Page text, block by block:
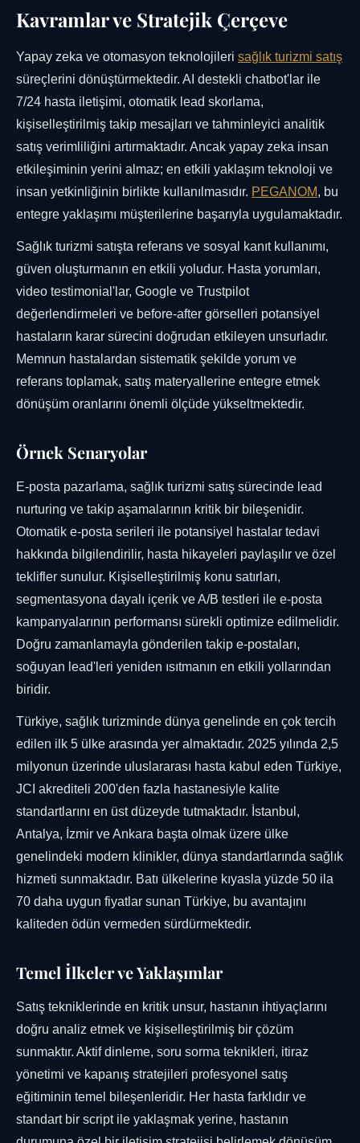
Kavramlar ve Stratejik Çerçeve
Yapay zeka ve otomasyon teknolojileri sağlık turizmi satış
süreçlerini dönüştürmektedir. AI destekli chatbot'lar ile
7/24 hasta iletişimi, otomatik lead skorlama,
kişiselleştirilmiş takip mesajları ve tahminleyici analitik
satış verimliliğini artırmaktadır. Ancak yapay zeka insan
etkileşiminin yerini almaz; en etkili yaklaşım teknoloji ve
insan yetkinliğinin birlikte kullanılmasıdır. PEGANOM, bu
entegre yaklaşımı müşterilerine başarıyla uygulamaktadır.
Sağlık turizmi satışta referans ve sosyal kanıt kullanımı,
güven oluşturmanın en etkili yoludur. Hasta yorumları,
video testimonial'lar, Google ve Trustpilot
değerlendirmeleri ve before-after görselleri potansiyel
hastaların karar sürecini doğrudan etkileyen unsurladır.
Memnun hastalardan sistematik şekilde yorum ve
referans toplamak, satış materyallerine entegre etmek
dönüşüm oranlarını önemli ölçüde yükseltmektedir.
Örnek Senaryolar
E-posta pazarlama, sağlık turizmi satış sürecinde lead
nurturing ve takip aşamalarının kritik bir bileşenidir.
Otomatik e-posta serileri ile potansiyel hastalar tedavi
hakkında bilgilendirilir, hasta hikayeleri paylaşılır ve özel
teklifler sunulur. Kişiselleştirilmiş konu satırları,
segmentasyona dayalı içerik ve A/B testleri ile e-posta
kampanyalarının performansı sürekli optimize edilmelidir.
Doğru zamanlamayla gönderilen takip e-postaları,
soğuyan lead'leri yeniden ısıtmanın en etkili yollarından
biridir.
Türkiye, sağlık turizminde dünya genelinde en çok tercih
edilen ilk 5 ülke arasında yer almaktadır. 2025 yılında 2,5
milyonun üzerinde uluslararası hasta kabul eden Türkiye,
JCI akrediteli 200'den fazla hastanesiyle kalite
standartlarını en üst düzeyde tutmaktadır. İstanbul,
Antalya, İzmir ve Ankara başta olmak üzere ülke
genelindeki modern klinikler, dünya standartlarında sağlık
hizmeti sunmaktadır. Batı ülkelerine kıyasla yüzde 50 ila
70 daha uygun fiyatlar sunan Türkiye, bu avantajını
kaliteden ödün vermeden sürdürmektedir.
Temel İlkeler ve Yaklaşımlar
Satış tekniklerinde en kritik unsur, hastanın ihtiyaçlarını
doğru analiz etmek ve kişiselleştirilmiş bir çözüm
sunmaktır. Aktif dinleme, soru sorma teknikleri, itiraz
yönetimi ve kapanış stratejileri profesyonel satış
eğitiminin temel bileşenleridir. Her hasta farklıdır ve
standart bir script ile yaklaşmak yerine, hastanın